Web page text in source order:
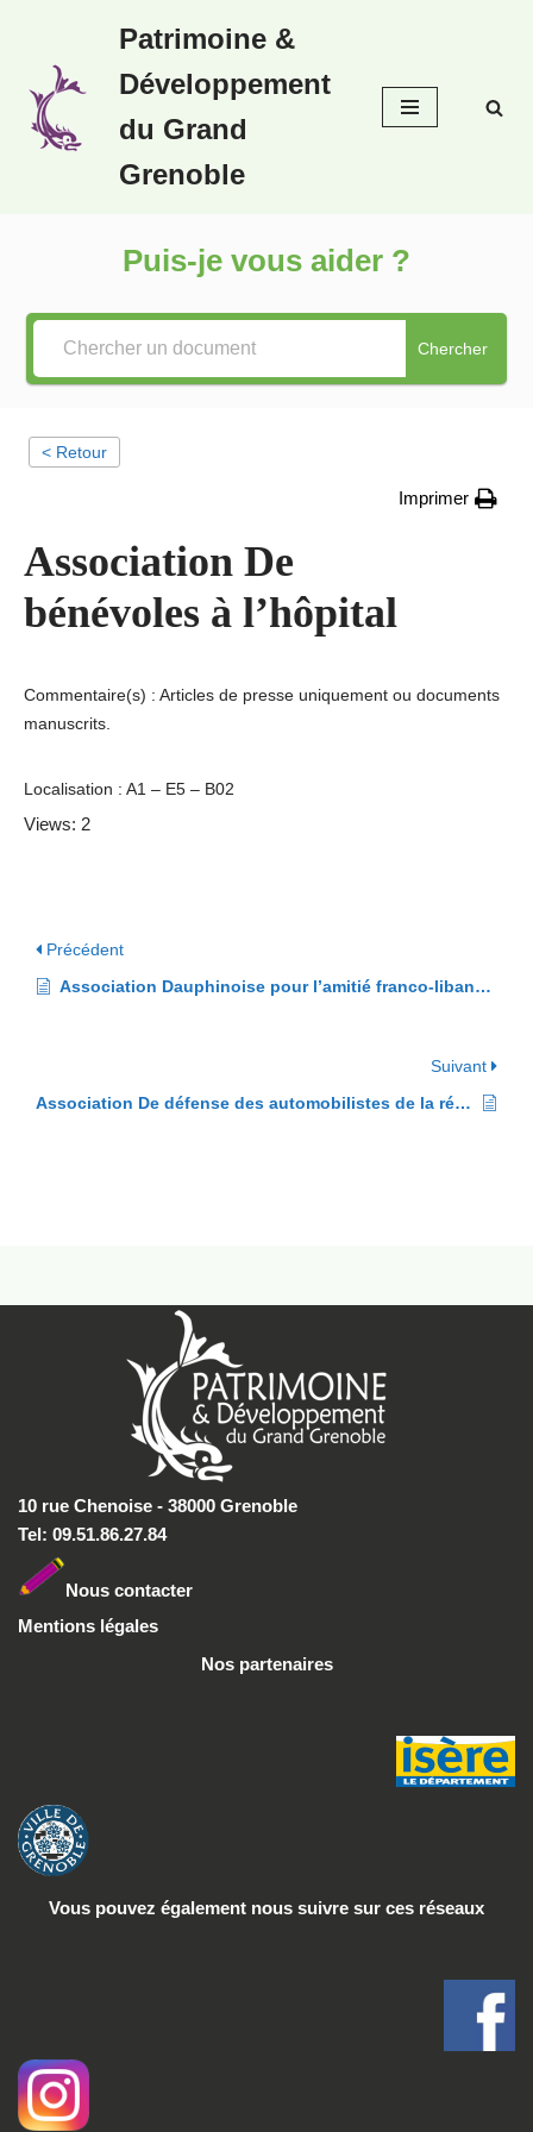
au
contenu
Patrimoine &
Développement
du Grand
Grenoble
Puis-je vous aider ?
Chercher
< Retour
Imprimer
Association De
bénévoles à l’hôpital
Commentaire(s) : Articles de presse uniquement ou documents
manuscrits.
Localisation : A1 – E5 – B02
Views: 2
Précédent
Association Dauphinoise pour l’amitié franco-libanaise
Suivant
Association De défense des automobilistes de la région grenobloise
10 rue Chenoise - 38000 Grenoble
Tel: 09.51.86.27.84
Nous contacter
Mentions légales
Nos partenaires
Vous pouvez également nous suivre sur ces réseaux